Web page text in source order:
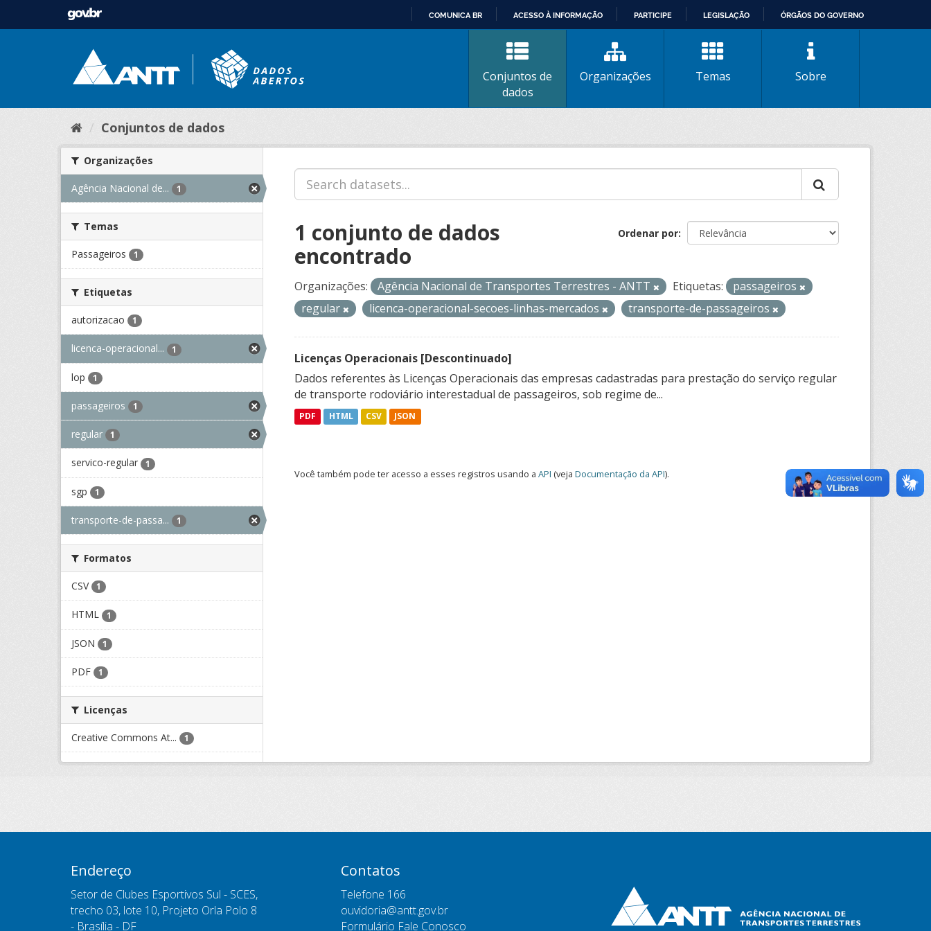
CONTEÚDO
COMUNICA BR ACESSO À INFORMAÇÃO PARTICIPE LEGISLAÇÃO ÓRGÃOS DO GOVERNO
Conjuntos de
dados
Organizações Temas Sobre
Conjuntos de dados
Organizações
Agência Nacional de... 1
Temas
Passageiros 1
Etiquetas
autorizacao 1
licenca-operacional... 1
lop 1
passageiros 1
regular 1
servico-regular 1
sgp 1
transporte-de-passa... 1
Formatos
CSV 1
HTML 1
JSON 1
PDF 1
Licenças
Creative Commons At... 1
Ordenar por
1 conjunto de dados
encontrado
Organizações: Agência Nacional de Transportes Terrestres - ANTT Etiquetas:
passageiros
regular
licenca-operacional-secoes-linhas-mercados transporte-de-passageiros
Licenças Operacionais [Descontinuado]
Dados referentes às Licenças Operacionais das empresas cadastradas para prestação do serviço regular
de transporte rodoviário interestadual de passageiros, sob regime de...
PDF HTML CSV JSON
Você também pode ter acesso a esses registros usando a API (veja Documentação da API).
Endereço
Setor de Clubes Esportivos Sul - SCES,
trecho 03, lote 10, Projeto Orla Polo 8
- Brasília - DF
Contatos
Telefone 166
ouvidoria@antt.gov.br
Formulário Fale Conosco